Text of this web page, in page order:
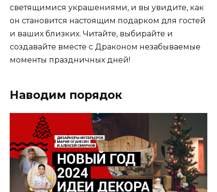
светящимися украшениями, и вы увидите, как
он становится настоящим подарком для гостей
и ваших близких. Читайте, выбирайте и
создавайте вместе с Драконом незабываемые
моменты праздничных дней!
Наводим порядок